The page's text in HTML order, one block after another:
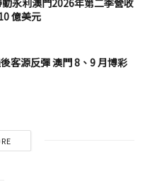
永利澳門2026年第二季營收
億美元
客源反彈 澳門 8、9 月博彩